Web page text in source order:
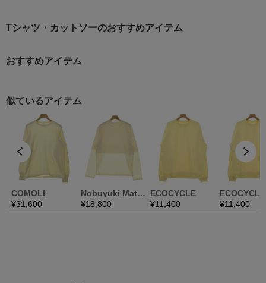
Tシャツ・カットソーのおすすめアイテム
おすすめアイテム